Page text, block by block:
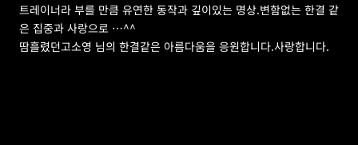
트레이너라 부를 만큼 유연한 동작과 깊이있는 명상.변함없는 한결 같
은 집중과 사랑으로 …^^
땀흘렸던고소영 님의 한결같은 아름다움을 응원합니다.사랑합니다.